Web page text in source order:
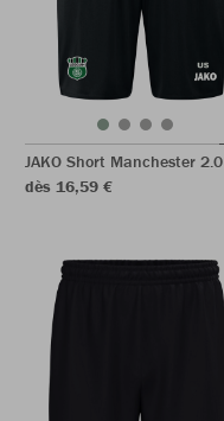
JAKO Short Manchester 2.0
dès 16,59 €